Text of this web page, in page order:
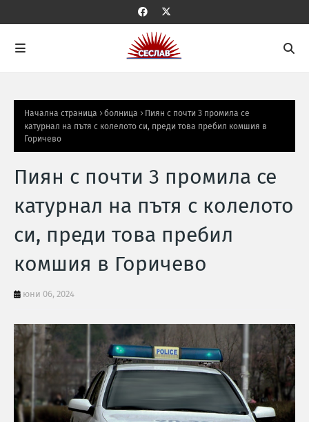
Начална страница болница
Пиян с почти 3 промила се
катурнал на пътя с колелото си, преди това пребил комшия в
Горичево
Пиян с почти 3 промила се
катурнал на пътя с колелото
си, преди това пребил
комшия в Горичево
юни 06, 2024